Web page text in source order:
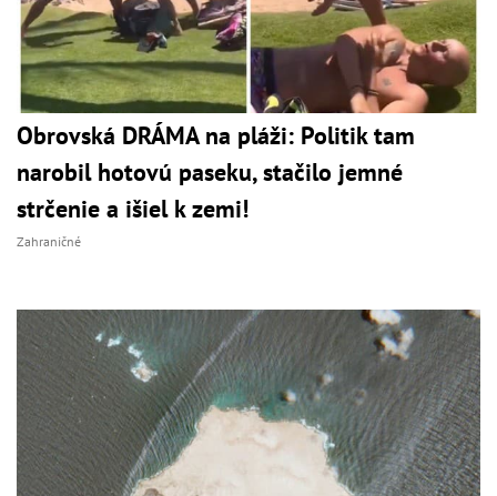
Obrovská DRÁMA na pláži: Politik tam
narobil hotovú paseku, stačilo jemné
strčenie a išiel k zemi!
Zahraničné